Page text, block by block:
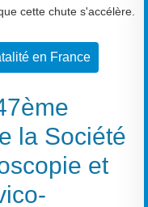
cette chute s'accélère.
en France
la Société
et